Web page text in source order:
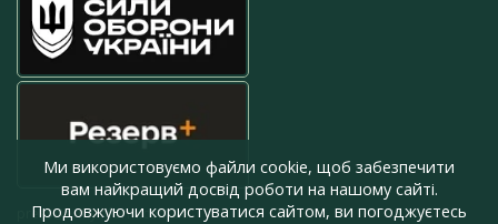
press@armyinform.com.ua
Ми використовуємо файли cookie, щоб забезпечити
вам найкращий досвід роботи на нашому сайті.
Продовжуючи користуватися сайтом, ви погоджуєтесь